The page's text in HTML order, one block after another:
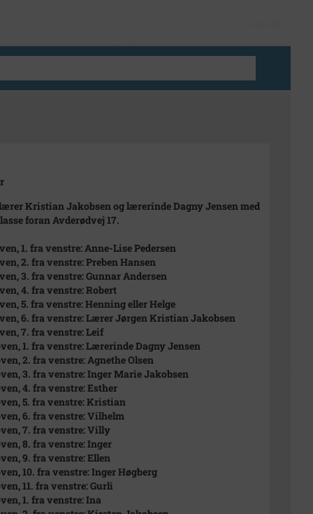
Kristian Jakobsen og lærerinde Dagny Jensen med
foran Avderødvej 17.
1. fra venstre: Anne-Lise Pedersen
2. fra venstre: Preben Hansen
3. fra venstre: Gunnar Andersen
4. fra venstre: Robert
5. fra venstre: Henning eller Helge
6. fra venstre: Lærer Jørgen Kristian Jakobsen
7. fra venstre: Leif
1. fra venstre: Lærerinde Dagny Jensen
2. fra venstre: Agnethe Olsen
3. fra venstre: Inger Marie Jakobsen
4. fra venstre: Esther
5. fra venstre: Kristian
6. fra venstre: Vilhelm
7. fra venstre: Villy
8. fra venstre: Inger
9. fra venstre: Ellen
10. fra venstre: Inger Høgberg
11. fra venstre: Gurli
1. fra venstre: Ina